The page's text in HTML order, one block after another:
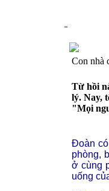
Con nhà
Từ hồi
lý. Nay,
"Mọi
Đoàn
phòng,
ở cùng
uống